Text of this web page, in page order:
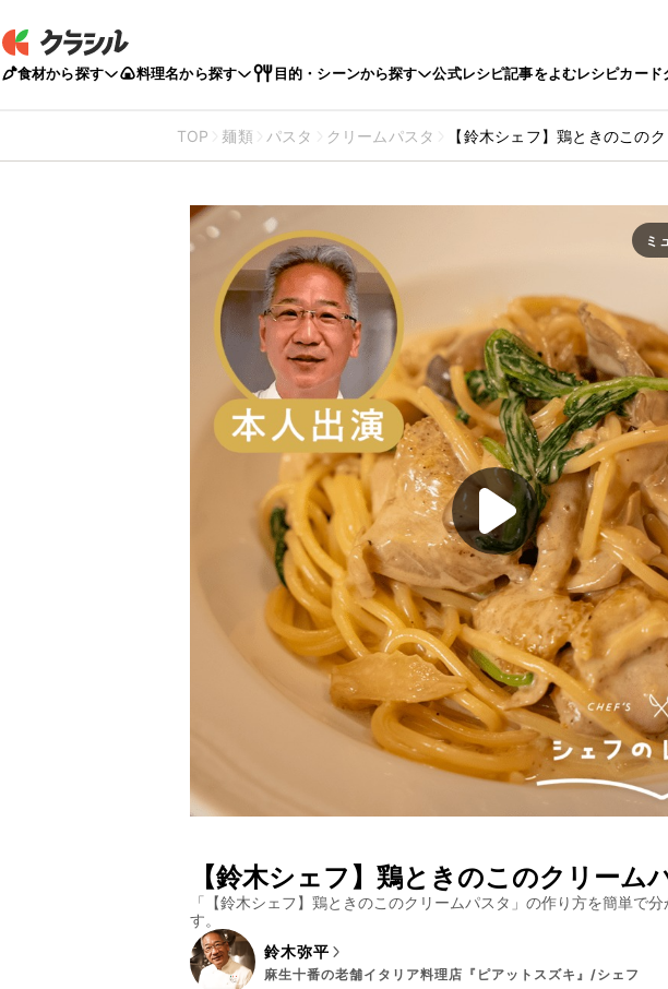
食材から探す 料理名から探す 目的・シーンから探す 公式レシピ記事をよむレシピカード
TOP 麺類 パスタ クリームパスタ 【鈴木シェフ】鶏ときのこの
ミ
【鈴木シェフ】鶏ときのこのクリーム
「 【鈴木シェフ】鶏ときのこのクリームパスタ 」の作り方を簡単で
す。
鈴木弥平
麻生十番の老舗イタリア料理店『ピアットスズキ』/シェフ